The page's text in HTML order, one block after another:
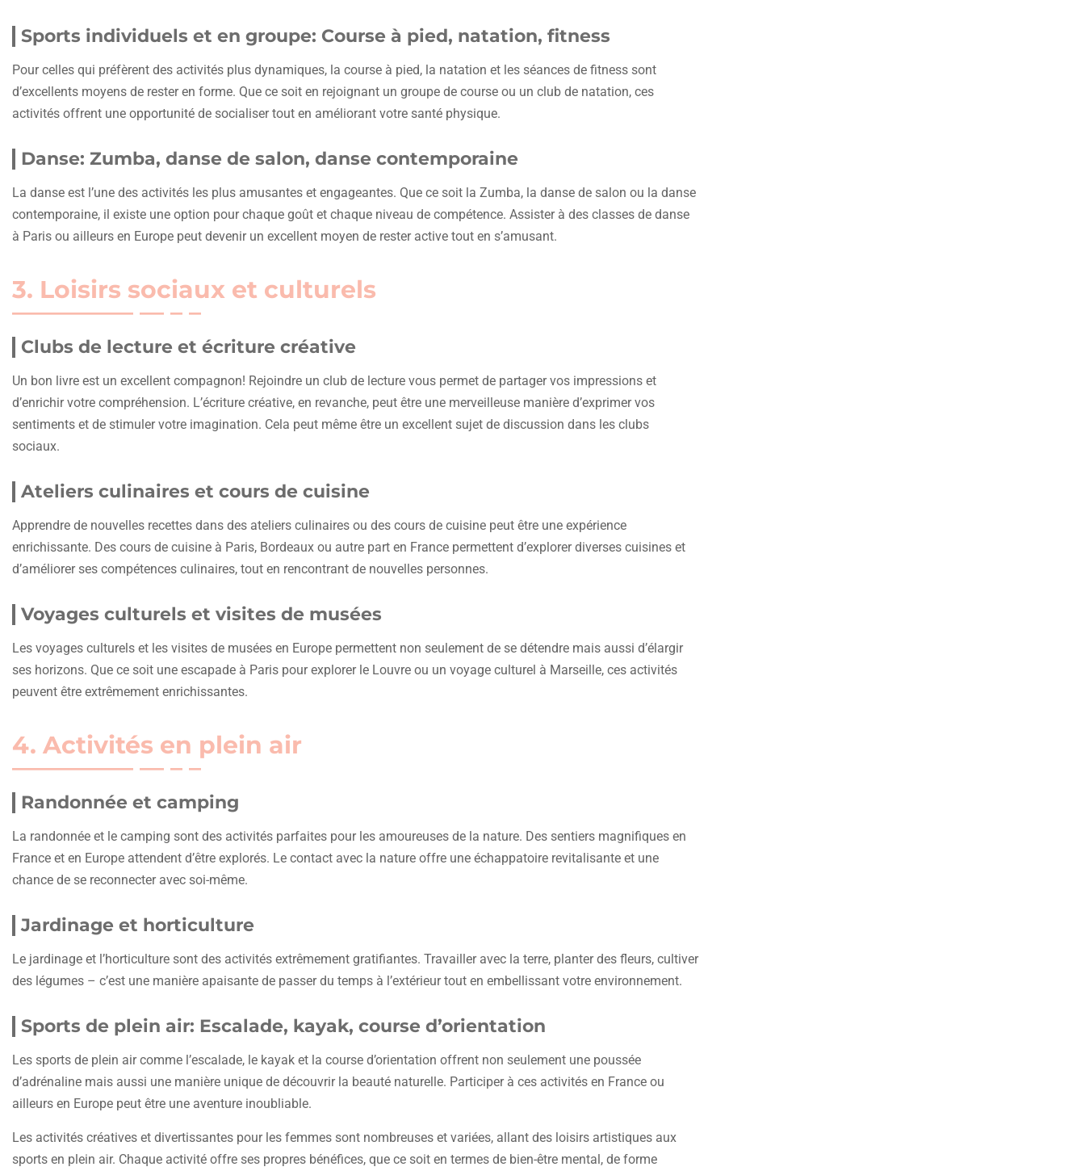
Sports individuels et en groupe: Course à pied, natation, fitness
Pour celles qui préfèrent des activités plus dynamiques, la course à pied, la natation et les séances de fitness sont
d’excellents moyens de rester en forme. Que ce soit en rejoignant un groupe de course ou un club de natation, ces
activités offrent une opportunité de socialiser tout en améliorant votre santé physique.
Danse: Zumba, danse de salon, danse contemporaine
La danse est l’une des activités les plus amusantes et engageantes. Que ce soit la Zumba, la danse de salon ou la danse
contemporaine, il existe une option pour chaque goût et chaque niveau de compétence. Assister à des classes de danse
à Paris ou ailleurs en Europe peut devenir un excellent moyen de rester active tout en s’amusant.
3. Loisirs sociaux et culturels
Clubs de lecture et écriture créative
Un bon livre est un excellent compagnon! Rejoindre un club de lecture vous permet de partager vos impressions et
d’enrichir votre compréhension. L’écriture créative, en revanche, peut être une merveilleuse manière d’exprimer vos
sentiments et de stimuler votre imagination. Cela peut même être un excellent sujet de discussion dans les clubs
sociaux.
Ateliers culinaires et cours de cuisine
Apprendre de nouvelles recettes dans des ateliers culinaires ou des cours de cuisine peut être une expérience
enrichissante. Des cours de cuisine à Paris, Bordeaux ou autre part en France permettent d’explorer diverses cuisines et
d’améliorer ses compétences culinaires, tout en rencontrant de nouvelles personnes.
Voyages culturels et visites de musées
Les voyages culturels et les visites de musées en Europe permettent non seulement de se détendre mais aussi d’élargir
ses horizons. Que ce soit une escapade à Paris pour explorer le Louvre ou un voyage culturel à Marseille, ces activités
peuvent être extrêmement enrichissantes.
4. Activités en plein air
Randonnée et camping
La randonnée et le camping sont des activités parfaites pour les amoureuses de la nature. Des sentiers magnifiques en
France et en Europe attendent d’être explorés. Le contact avec la nature offre une échappatoire revitalisante et une
chance de se reconnecter avec soi-même.
Jardinage et horticulture
Le jardinage et l’horticulture sont des activités extrêmement gratifiantes. Travailler avec la terre, planter des fleurs, cultiver
des légumes – c’est une manière apaisante de passer du temps à l’extérieur tout en embellissant votre environnement.
Sports de plein air: Escalade, kayak, course d’orientation
Les sports de plein air comme l’escalade, le kayak et la course d’orientation offrent non seulement une poussée
d’adrénaline mais aussi une manière unique de découvrir la beauté naturelle. Participer à ces activités en France ou
ailleurs en Europe peut être une aventure inoubliable.
Les activités créatives et divertissantes pour les femmes sont nombreuses et variées, allant des loisirs artistiques aux
sports en plein air. Chaque activité offre ses propres bénéfices, que ce soit en termes de bien-être mental, de forme